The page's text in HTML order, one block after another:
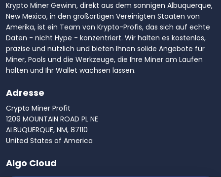
Krypto Miner Gewinn, direkt aus dem sonnigen Albuquerque,
New Mexico, in den großartigen Vereinigten Staaten von
Amerika, ist ein Team von Krypto-Profis, das sich auf echte
Daten - nicht Hype - konzentriert. Wir halten es kostenlos,
präzise und nützlich und bieten Ihnen solide Angebote für
Miner, Pools und die Werkzeuge, die Ihre Miner am Laufen
halten und Ihr Wallet wachsen lassen.
Adresse
Crypto Miner Profit
1209 MOUNTAIN ROAD PL NE
ALBUQUERQUE, NM, 87110
United States of America
Algo Cloud